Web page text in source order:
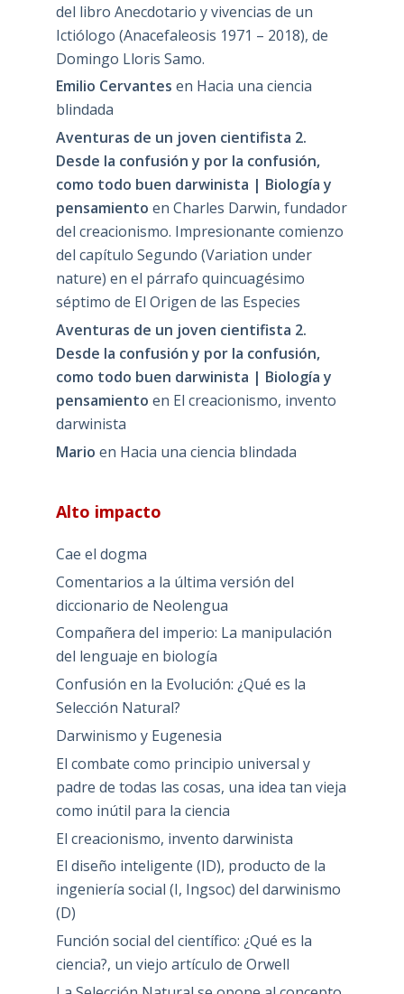
del libro Anecdotario y vivencias de un
Ictiólogo (Anacefaleosis 1971 – 2018), de
Domingo Lloris Samo.
Emilio Cervantes en Hacia una ciencia
blindada
Aventuras de un joven cientifista 2.
Desde la confusión y por la confusión,
como todo buen darwinista | Biología y
pensamiento en Charles Darwin, fundador
del creacionismo. Impresionante comienzo
del capítulo Segundo (Variation under
nature) en el párrafo quincuagésimo
séptimo de El Origen de las Especies
Aventuras de un joven cientifista 2.
Desde la confusión y por la confusión,
como todo buen darwinista | Biología y
pensamiento en El creacionismo, invento
darwinista
Mario en Hacia una ciencia blindada
Alto impacto
Cae el dogma
Comentarios a la última versión del
diccionario de Neolengua
Compañera del imperio: La manipulación
del lenguaje en biología
Confusión en la Evolución: ¿Qué es la
Selección Natural?
Darwinismo y Eugenesia
El combate como principio universal y
padre de todas las cosas, una idea tan vieja
como inútil para la ciencia
El creacionismo, invento darwinista
El diseño inteligente (ID), producto de la
ingeniería social (I, Ingsoc) del darwinismo
(D)
Función social del científico: ¿Qué es la
ciencia?, un viejo artículo de Orwell